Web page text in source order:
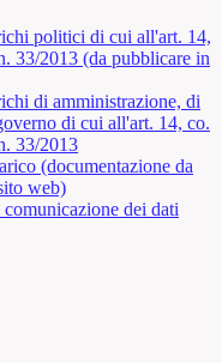
politici di cui all'art. 14,
33/2013 (da pubblicare in
di amministrazione, di
di cui all'art. 14, co.
33/2013
(documentazione da
web)
dei dati